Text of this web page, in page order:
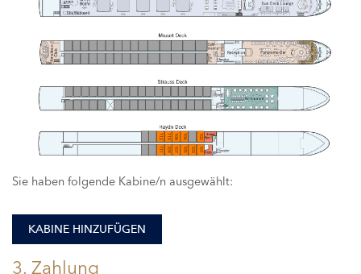
101
102
103
105
106
107
108
109
110
111
112
Sie haben folgende Kabine/n ausgewählt:
KABINE HINZUFÜGEN
3. Zahlung